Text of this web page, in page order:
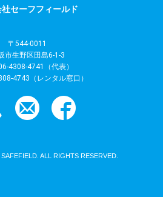
セーフフィールド
〒544-0011
市生野区田島6-1-3
4308-4741
（代表）
4743 （レンタル窓口）
SAFEFIELD . ALL RIGHTS RESERVED.